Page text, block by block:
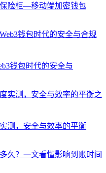
险柜—移动端加密钱包
钱包时代的安全与
测，安全与效率的平衡